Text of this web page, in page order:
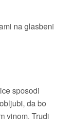
na glasbeni
sposodi
da bo
vinom. Trudi